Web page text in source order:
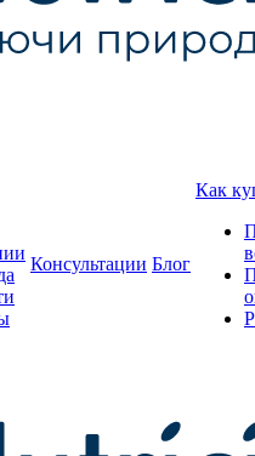
Консультации Блог
Как